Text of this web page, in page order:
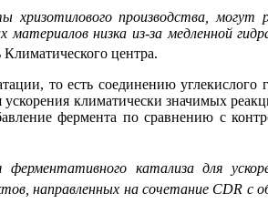
производства, могут
материалов низка из-за медленной
центра.
то есть соединению
климатически значимых
фермента по сравнению с
катализа для
направленных на сочетание CDR с